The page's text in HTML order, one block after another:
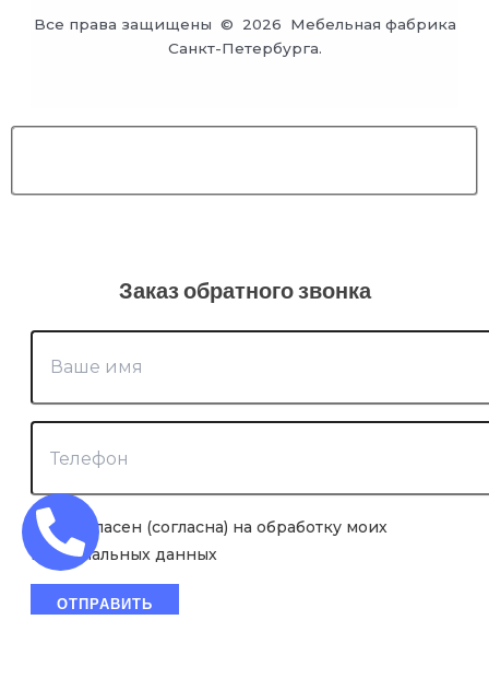
Все права защищены © 2026 Мебельная фабрика
Санкт-Петербурга.
Заказ обратного звонка
Я согласен (согласна) на обработку моих
персональных данных